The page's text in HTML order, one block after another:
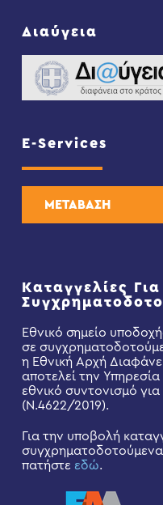
Διαύγεια
E-Services
ΜΕΤΑΒΑΣΗ
Καταγγελίες Για
Εθνικό σημείο
σε
η Εθνική Αρχή
αποτελεί την
εθνικό συντονισμό
(Ν.4622/2019).
Για την υποβολή
πατήστε εδώ.